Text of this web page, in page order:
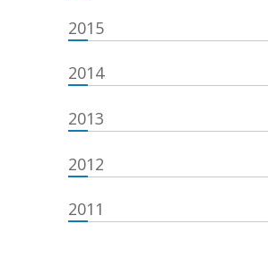
2015
2014
2013
2012
2011